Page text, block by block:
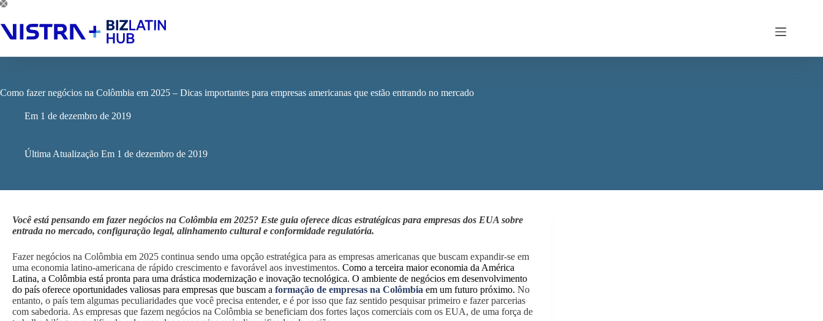
Pular
o
conteúdo
Como fazer negócios na Colômbia em 2025 – Dicas importantes para empresas americanas que estão entrando no mercado
Em 1 de dezembro de 2019
Última Atualização Em 1 de dezembro de 2019
Você está pensando em fazer negócios na Colômbia em 2025? Este guia oferece dicas estratégicas para empresas dos EUA sobre
entrada no mercado, configuração legal, alinhamento cultural e conformidade regulatória.
Fazer negócios na Colômbia em 2025 continua sendo uma opção estratégica para as empresas americanas que buscam expandir-se em
uma economia latino-americana de rápido crescimento e favorável aos investimentos. Como a terceira maior economia da América
Latina, a Colômbia está pronta para uma drástica modernização e inovação tecnológica. O ambiente de negócios em desenvolvimento
do país oferece oportunidades valiosas para empresas que buscam a formação de empresas na Colômbia em um futuro próximo. No
entanto, o país tem algumas peculiaridades que você precisa entender, e é por isso que faz sentido pesquisar primeiro e fazer parcerias
com sabedoria. As empresas que fazem negócios na Colômbia se beneficiam dos fortes laços comerciais com os EUA, de uma força de